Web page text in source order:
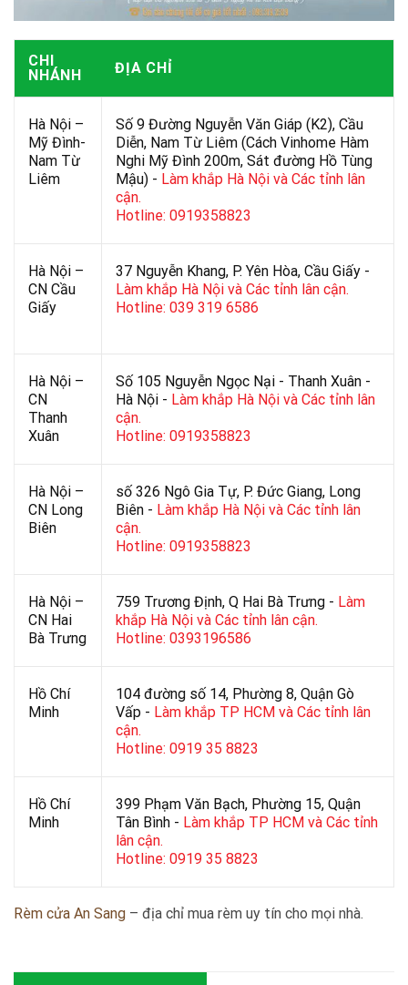
CHI
NHÁNH
ĐỊA CHỈ
Hà Nội –
Mỹ Đình-
Nam Từ
Liêm
Số 9 Đường Nguyễn Văn Giáp (K2), Cầu
Diễn, Nam Từ Liêm (Cách Vinhome Hàm
Nghi Mỹ Đình 200m, Sát đường Hồ Tùng
Mậu) - Làm khắp Hà Nội và Các tỉnh lân
cận.
Hotline: 0919358823
Hà Nội –
CN Cầu
Giấy
37 Nguyễn Khang, P. Yên Hòa, Cầu Giấy -
Làm khắp Hà Nội và Các tỉnh lân cận.
Hotline: 039 319 6586
Hà Nội –
CN
Thanh
Xuân
Số 105 Nguyễn Ngọc Nại - Thanh Xuân -
Hà Nội - Làm khắp Hà Nội và Các tỉnh lân
cận.
Hotline: 0919358823
Hà Nội –
CN Long
Biên
số 326 Ngô Gia Tự, P. Đức Giang, Long
Biên - Làm khắp Hà Nội và Các tỉnh lân
cận.
Hotline: 0919358823
Hà Nội –
CN Hai
Bà Trưng
759 Trương Định, Q Hai Bà Trưng - Làm
khắp Hà Nội và Các tỉnh lân cận.
Hotline: 0393196586
Hồ Chí
Minh
104 đường số 14, Phường 8, Quận Gò
Vấp - Làm khắp TP HCM và Các tỉnh lân
cận.
Hotline: 0919 35 8823
Hồ Chí
Minh
399 Phạm Văn Bạch, Phường 15, Quận
Tân Bình - Làm khắp TP HCM và Các tỉnh
lân cận.
Hotline: 0919 35 8823
Rèm cửa An Sang – địa chỉ mua rèm uy tín cho mọi nhà.